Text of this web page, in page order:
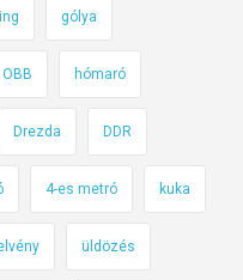
n
j
ö
t
o
m
gólya
OBB hómaró
Drezda DDR
4-es metró kuka
üldözés